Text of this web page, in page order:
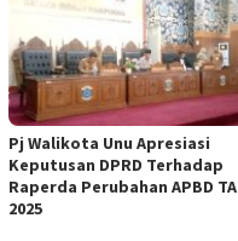
Pj Walikota Unu Apresiasi
Keputusan DPRD Terhadap
Raperda Perubahan APBD TA
2025